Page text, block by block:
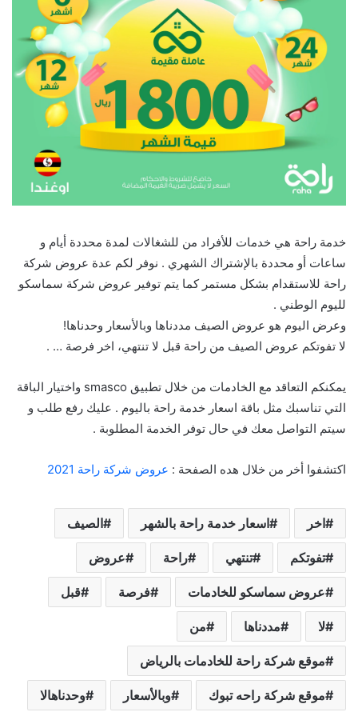
خدمة راحة هي خدمات للأفراد من للشغالات لمدة محددة أيام و
ساعات أو محددة بالإشتراك الشهري . نوفر لكم عدة عروض شركة
راحة للاستقدام بشكل مستمر كما يتم توفير عروض شركة سماسكو
لليوم الوطني .
وعرض اليوم هو عروض الصيف مددناها وبالأسعار وحدناها!
لا تفوتكم عروض الصيف من راحة قبل لا تنتهي، اخر فرصة … .
يمكنكم التعاقد مع الخادمات من خلال تطبيق smasco واختيار الباقة
التي تناسبك مثل باقة اسعار خدمة راحة باليوم . عليك رفع طلب و
سيتم التواصل معك في حال توفر الخدمة المطلوبة .
اكتشفوا أخر من خلال هده الصفحة : عروض شركة راحة 2021
اخر اسعار خدمة راحة بالشهر الصيف
تفوتكم تنتهي راحة عروض
عروض سماسكو للخادمات فرصة قبل
لا مددناها من
موقع شركة راحة للخادمات بالرياض
موقع شركة راحه تبوك وبالأسعار وحدناهالا